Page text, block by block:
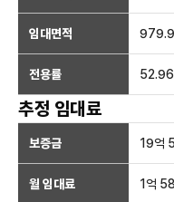
임대면적
전용률 52.96
추정 임대료
보증금 19억
월 임대료 1억